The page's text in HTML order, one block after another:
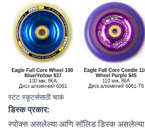
स्टंट स्कूटर्ससाठी चाकं
डिस्क प्रकार:
स्पोक्स असलेल्या आणि सॉलिड डिस्क असलेल्या